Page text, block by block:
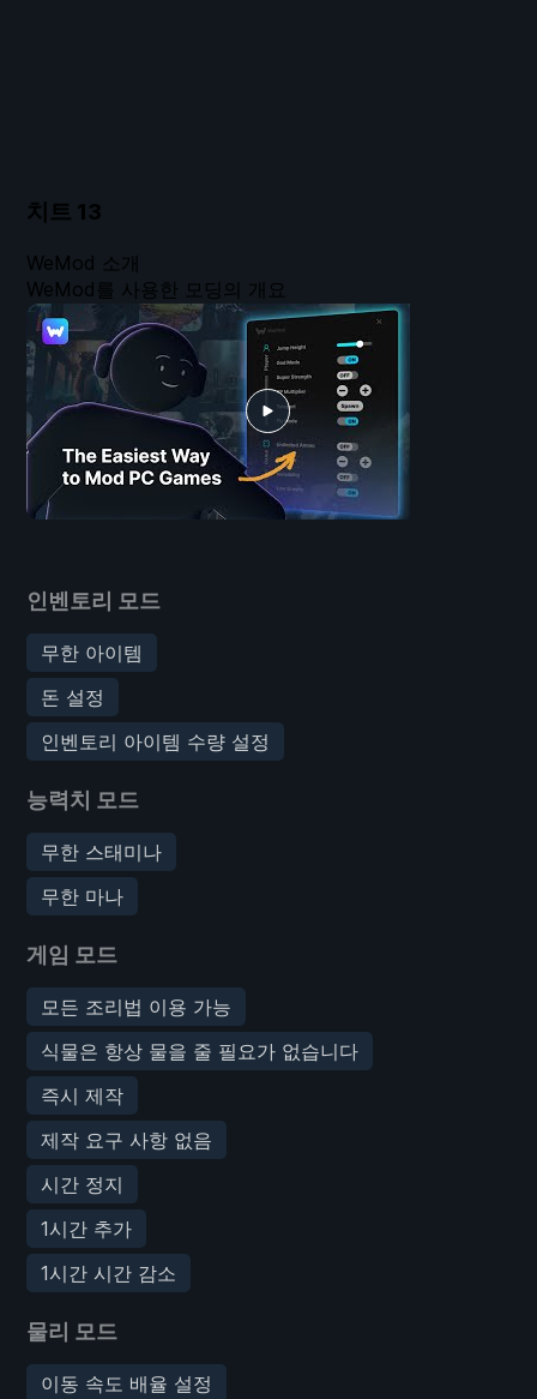
치트 13
인벤토리 모드
무한 아이템
돈 설정
인벤토리 아이템 수량 설정
능력치 모드
무한 스태미나
무한 마나
게임 모드
모든 조리법 이용 가능
식물은 항상 물을 줄 필요가 없습니다
즉시 제작
제작 요구 사항 없음
시간 정지
1시간 추가
1시간 시간 감소
물리 모드
이동 속도 배율 설정
WeMod 소개
WeMod를 사용한 모딩의 개요